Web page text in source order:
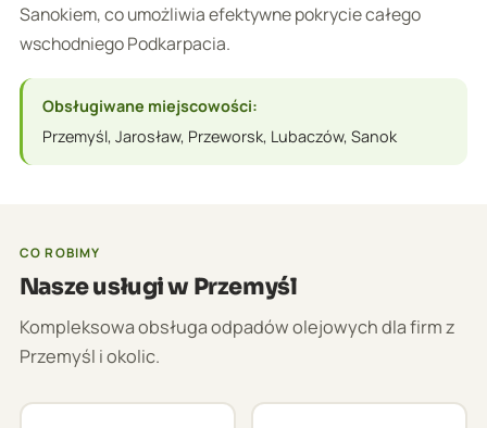
Sanokiem, co umożliwia efektywne pokrycie całego
wschodniego Podkarpacia.
Obsługiwane miejscowości:
Przemyśl, Jarosław, Przeworsk, Lubaczów, Sanok
CO ROBIMY
Nasze usługi w Przemyśl
Kompleksowa obsługa odpadów olejowych dla firm z
Przemyśl i okolic.